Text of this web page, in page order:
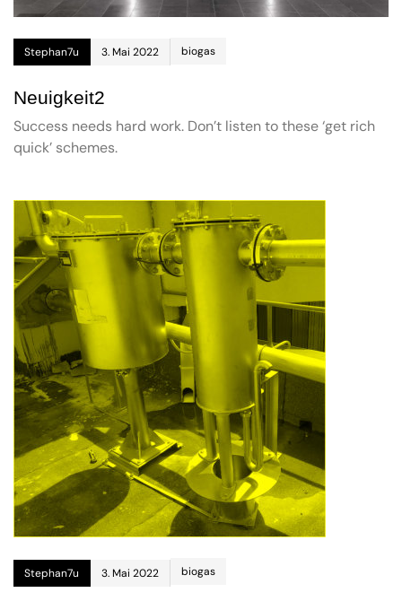
Stephan7u 3. Mai 2022 biogas
Neuigkeit2
Success needs hard work. Don’t listen to these ‘get rich
quick’ schemes.
Stephan7u 3. Mai 2022 biogas